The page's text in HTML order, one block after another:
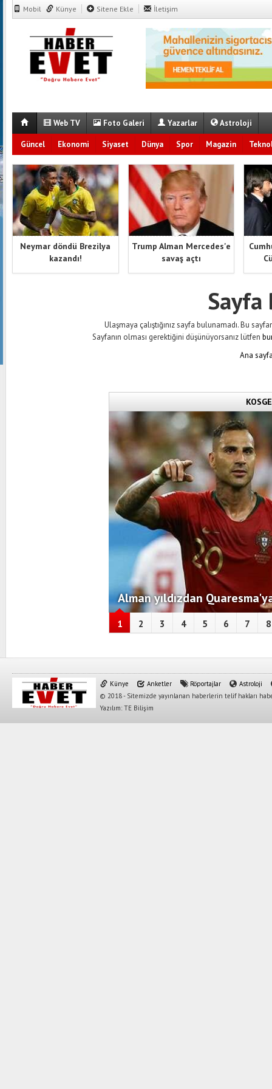
Mobil Künye Sitene Ekle İletişim
Web TV Foto Galeri Yazarlar Astroloji
Güncel Ekonomi Siyaset Dünya Spor Magazin
Neymar döndü Brezilya
kazandı!
Trump Alman Mercedes'e
savaş açtı
Sayfa
Ulaşmaya çalıştığınız sayfa bulunamadı. Bu
Sayfanın olması gerektiğini düşünüyorsanız lütfen
Ana
1 2 3 4 5 6 7 8
Alman yıldızdan
Künye Anketler Röportajlar
Astroloji
© 2018 - Sitemizde yayınlanan haberlerin telif hakları
Yazılım: TE Bilişim